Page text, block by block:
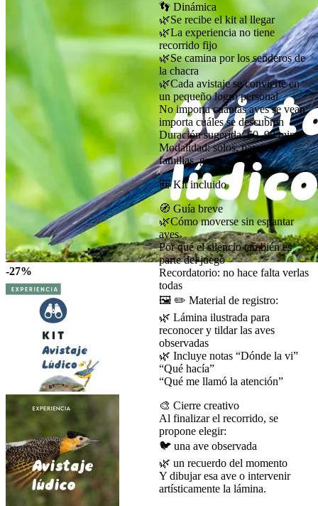
-27%
👣 Dinámica
🌿Se recibe el kit al llegar
🌿La experiencia no tiene
recorrido fijo
🌿Se camina por los senderos de
la chacra
🌿Cada avistaje se convierte en
un pequeño logro personal
No importa cuántas aves se vean:
importa cuáles se descubren
Duración sugerida: 60–90 min
Modalidad: solos, parejas,
familias, grupos.
🎒 Kit incluido
🧭 Guía breve
🌿Cómo moverse sin espantar
aves
Por qué el silencio también es
parte del juego
Recordatorio: no hace falta verlas
todas
🖼️ ✏️ Material de registro:
🌿 Lámina ilustrada para
reconocer y tildar las aves
observadas
🌿 Incluye notas “Dónde la vi”
“Qué hacía”
“Qué me llamó la atención”
🎨 Cierre creativo
Al finalizar el recorrido, se
propone elegir:
🐦 una ave observada
🌿 un recuerdo del momento
Y dibujar esa ave o intervenir
artísticamente la lámina.